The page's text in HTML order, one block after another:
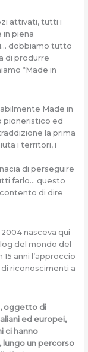
attivati, tutti i
in piena
dobbiamo tutto
di produrre
“Made in
Made in
pioneristico ed
la prima
i territori, i
di perseguire
farlo… questo
di dire
nasceva qui
del mondo del
anni l’approccio
riconoscimenti a
, oggetto di
ed europei,
ci hanno
lungo un percorso